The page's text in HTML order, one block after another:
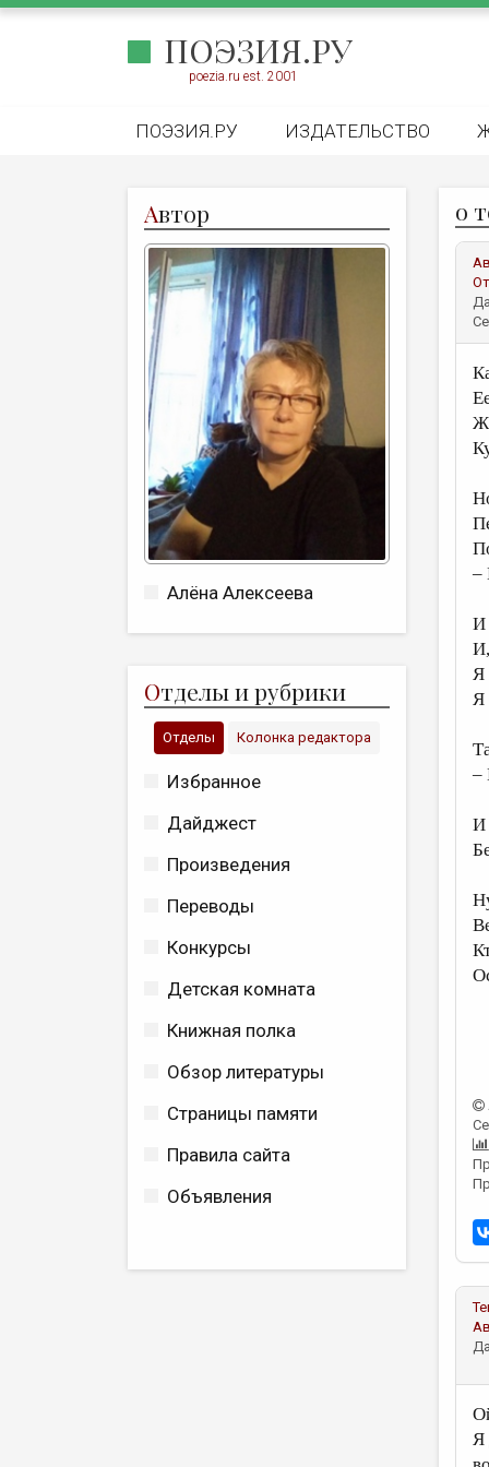
ПОЭЗИЯ.РУ
poezia.ru est. 2001
ПОЭЗИЯ.РУ ИЗДАТЕЛЬСТВО
Автор
Алёна Алексеева
Отделы и рубрики
Отделы Колонка редактора
Избранное
Дайджест
Произведения
Переводы
Конкурсы
Детская комната
Книжная полка
Обзор литературы
Страницы памяти
Правила сайта
Объявления
о
–
И
Я
Я
–
И
Я